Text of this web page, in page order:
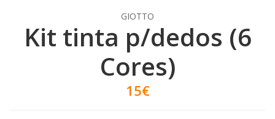
GIOTTO
Kit tinta p/dedos (6
Cores)
15€